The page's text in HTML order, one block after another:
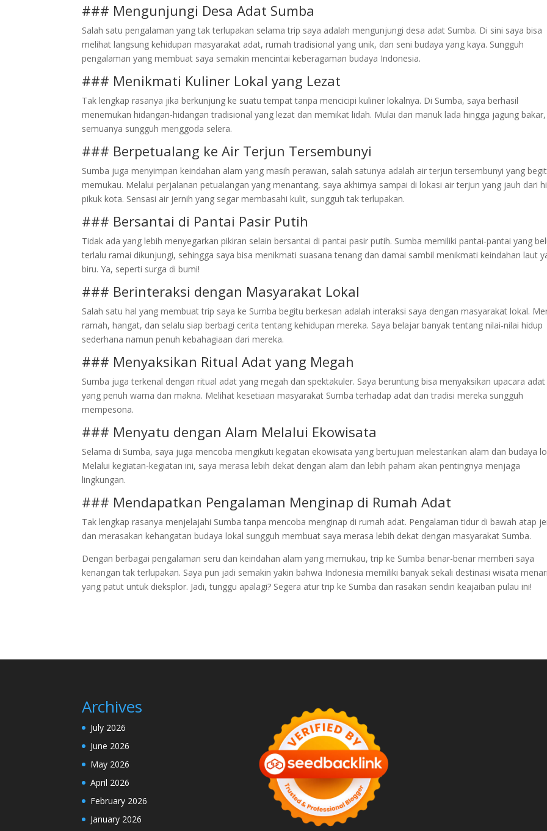
### Mengunjungi Desa Adat Sumba
Salah satu pengalaman yang tak terlupakan selama trip saya adalah mengunjungi desa adat Sumba. Di sini saya bisa
melihat langsung kehidupan masyarakat adat, rumah tradisional yang unik, dan seni budaya yang kaya. Sungguh
pengalaman yang membuat saya semakin mencintai keberagaman budaya Indonesia.
### Menikmati Kuliner Lokal yang Lezat
Tak lengkap rasanya jika berkunjung ke suatu tempat tanpa mencicipi kuliner lokalnya. Di Sumba, saya berhasil
menemukan hidangan-hidangan tradisional yang lezat dan memikat lidah. Mulai dari manuk lada hingga jagung bakar,
semuanya sungguh menggoda selera.
### Berpetualang ke Air Terjun Tersembunyi
Sumba juga menyimpan keindahan alam yang masih perawan, salah satunya adalah air terjun tersembunyi yang
memukau. Melalui perjalanan petualangan yang menantang, saya akhirnya sampai di lokasi air terjun yang jauh dari
pikuk kota. Sensasi air jernih yang segar membasahi kulit, sungguh tak terlupakan.
### Bersantai di Pantai Pasir Putih
Tidak ada yang lebih menyegarkan pikiran selain bersantai di pantai pasir putih. Sumba memiliki pantai-pantai yang
terlalu ramai dikunjungi, sehingga saya bisa menikmati suasana tenang dan damai sambil menikmati keindahan laut
biru. Ya, seperti surga di bumi!
### Berinteraksi dengan Masyarakat Lokal
Salah satu hal yang membuat trip saya ke Sumba begitu berkesan adalah interaksi saya dengan masyarakat lokal.
ramah, hangat, dan selalu siap berbagi cerita tentang kehidupan mereka. Saya belajar banyak tentang nilai-nilai hidup
sederhana namun penuh kebahagiaan dari mereka.
### Menyaksikan Ritual Adat yang Megah
Sumba juga terkenal dengan ritual adat yang megah dan spektakuler. Saya beruntung bisa menyaksikan upacara adat
yang penuh warna dan makna. Melihat kesetiaan masyarakat Sumba terhadap adat dan tradisi mereka sungguh
mempesona.
### Menyatu dengan Alam Melalui Ekowisata
Selama di Sumba, saya juga mencoba mengikuti kegiatan ekowisata yang bertujuan melestarikan alam dan budaya
Melalui kegiatan-kegiatan ini, saya merasa lebih dekat dengan alam dan lebih paham akan pentingnya menjaga
lingkungan.
### Mendapatkan Pengalaman Menginap di Rumah Adat
Tak lengkap rasanya menjelajahi Sumba tanpa mencoba menginap di rumah adat. Pengalaman tidur di bawah atap
dan merasakan kehangatan budaya lokal sungguh membuat saya merasa lebih dekat dengan masyarakat Sumba.
Dengan berbagai pengalaman seru dan keindahan alam yang memukau, trip ke Sumba benar-benar memberi saya
kenangan tak terlupakan. Saya pun jadi semakin yakin bahwa Indonesia memiliki banyak sekali destinasi wisata
yang patut untuk dieksplor. Jadi, tunggu apalagi? Segera atur trip ke Sumba dan rasakan sendiri keajaiban pulau ini!
Archives
July 2026
June 2026
May 2026
April 2026
February 2026
January 2026